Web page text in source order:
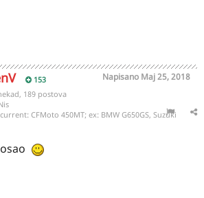
153 Napisano Maj 25, 2018
189 postova
current: CFMoto 450MT; ex: BMW G650GS, Suzuki